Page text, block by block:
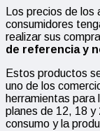
Los precios de
consumidores
realizar sus
de referencia y
Estos productos
uno de los
herramientas para
planes de 12, 18 y
consumo y la